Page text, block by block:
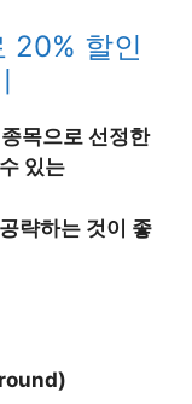
20% 할인
목으로 선정한
있는
략하는 것이 좋